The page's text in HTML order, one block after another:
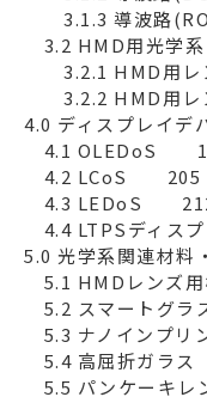
3.1.3 導波路
3.2 HMD用光学系
3.2.1 HMD用レ
3.2.2 HMD用レ
4.0 ディスプレイデ
4.1 OLEDoS　　
4.2 LCoS　　205
4.3 LEDoS　　
4.4 LTPSディス
5.0 光学系関連材料
5.1 HMDレンズ用
5.2 スマートグラ
5.3 ナノインプリ
5.4 高屈折ガラス
5.5 パンケーキレ